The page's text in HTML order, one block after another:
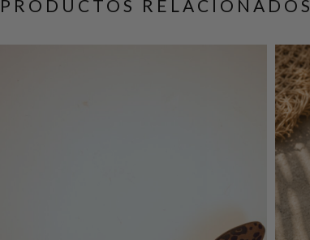
PRODUCTOS RELACIONADOS